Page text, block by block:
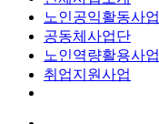
노인공익활동사업
공동체사업단
노인역량활용사업
취업지원사업